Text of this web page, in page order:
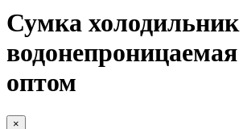
Сумка холодильник
водонепроницаемая
оптом
×